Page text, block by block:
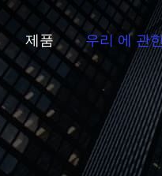
제품 우리 에 관